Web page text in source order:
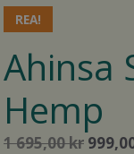
REA!
Ahinsa
Hemp
1 695,00kr Det